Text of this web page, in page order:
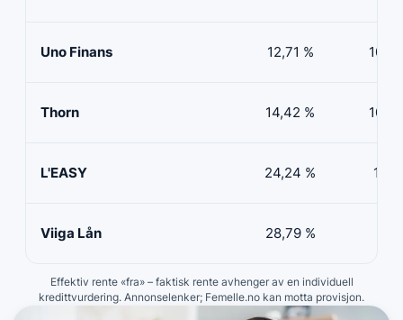
Uno Finans 12,71 % 10
Thorn 14,42 % 10
L'EASY 24,24 % 10
Viiga Lån 28,79 %
Effektiv rente «fra» – faktisk rente avhenger av en individuell
kredittvurdering. Annonselenker; Femelle.no kan motta provisjon.